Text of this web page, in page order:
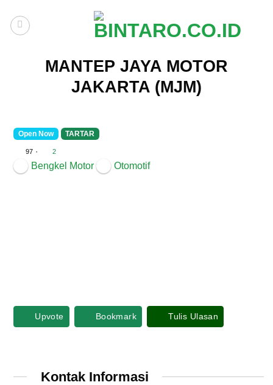
content
MANTEP JAYA MOTOR
JAKARTA (MJM)
Open Now TARTAR
97 · 2
Bengkel Motor Otomotif
Upvote Bookmark Tulis Ulasan
Kontak Informasi